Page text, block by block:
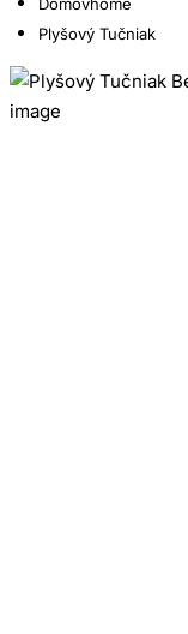
Plyšový Tučniak